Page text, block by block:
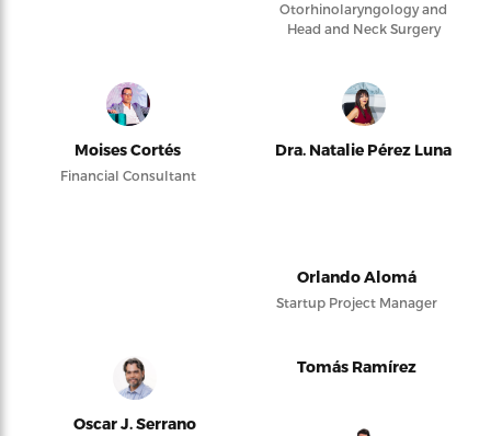
Otorhinolaryngology and
Head and Neck Surgery
Moises Cortés
Financial Consultant
Dra. Natalie Pérez Luna
Orlando Alomá
Startup Project Manager
Oscar J. Serrano
Tomás Ramírez